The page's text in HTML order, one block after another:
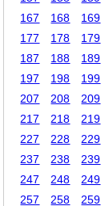
167
168 169
177
178 179
187
188 189
197
198 199
207
208 209
217
218 219
227
228 229
237
238 239
247
248 249
257
258 259